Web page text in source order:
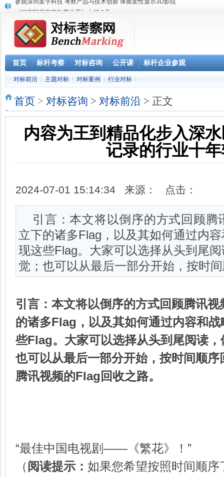
《解密阿里巴巴政委体系》大纲-1天
参观阿里巴巴网上预约 阿里巴巴西溪访客中心预约
阿里巴巴数字化组织及领导力课程
2023年 标杆学习俱乐部考察公开课学习计划
华南区域标杆企业目录
华北标杆企业目录
华东标杆企业目录
首页 标杆考察 对标咨询 公开课 标杆企业参观
对标前沿 主题对标 对标案例 行业对标
首页 > 对标咨询 > 对标前沿 > 正文
内容为王到精品化步入深
记录的行业十
2024-07-01 15:14:34 来源： 点击：
引言：本文将以倒序的方式回顾腾
立下的诸多Flag，以及其如何通过内
现这些Flag。大家可以选择从头到尾
觉；也可以从最后一部分开始，按时
引言： 本文将以倒序的方式回顾腾讯
的诸多Flag，以及其如何通过内容和
些Flag。大家可以选择从头到尾阅读
也可以从最后一部分开始，按时间顺
腾讯视频的Flag回收之路。
“最佳中国电视剧——《繁花》！”
（阅读提示： 如果您希望按照时间顺